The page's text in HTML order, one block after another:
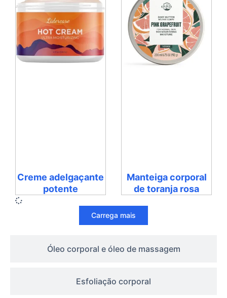
Óleo corporal e óleo de massagem
Esfoliação corporal
Creme adelgaçante
potente
Manteiga corporal
de toranja rosa
Carrega mais